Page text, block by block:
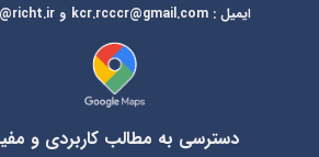
ایمیل:
kcr@richt.ir و kcr.rcccr@gmail.com
دسترسی به مطالب کاربردی و مفید